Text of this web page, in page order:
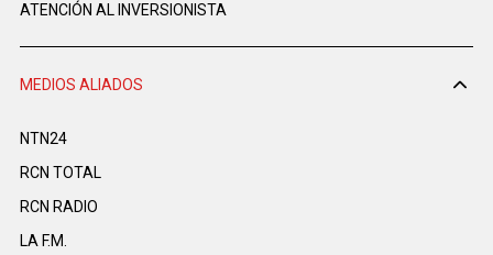
ATENCIÓN AL INVERSIONISTA
MEDIOS ALIADOS
NTN24
RCN TOTAL
RCN RADIO
LA F.M.